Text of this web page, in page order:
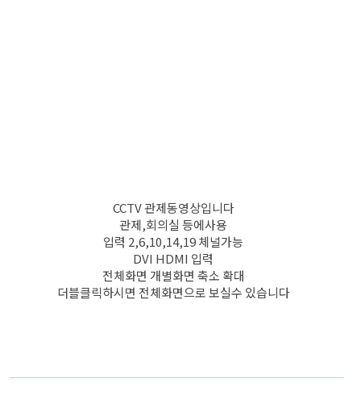
CCTV 관제동영상입니다
관제,회의실 등에사용
입력 2,6,10,14,19 체널가능
DVI HDMI 입력
전체화면 개별화면 축소 확대
더블클릭하시면 전체화면으로 보실수 있습니다